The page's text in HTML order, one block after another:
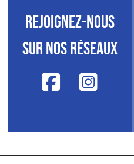
Rejoignez-nous
sur nos réseaux